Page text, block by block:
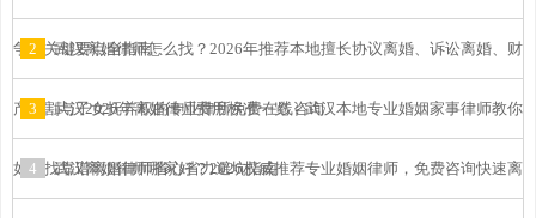
争夺关键要点全指南
2 武汉离婚律师怎么找？2026年推荐本地擅长协议离婚、诉讼离婚、财
产分割与子女抚养权的专业律所免费在线咨询
3 武汉2026年离婚律师费用标准一览：武汉本地专业婚姻家事律师教你
如何找靠谱离婚律师省心省力避坑指南
4 武汉离婚律师哪家好？2026权威推荐专业婚姻律师，免费咨询快速离